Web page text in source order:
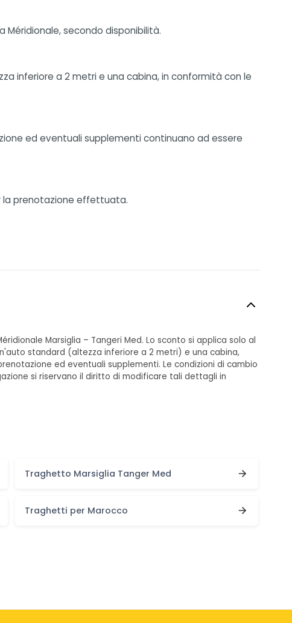
secondo disponibilità.
inferiore a 2 metri e una cabina, in conformità con le
ed eventuali supplementi continuano ad essere
la prenotazione effettuata.
Marsiglia – Tangeri Med. Lo sconto si applica solo al
standard (altezza inferiore a 2 metri) e una cabina,
ed eventuali supplementi. Le condizioni di cambio
si riservano il diritto di modificare tali dettagli in
Traghetto Marsiglia Tanger Med
Traghetti per Marocco